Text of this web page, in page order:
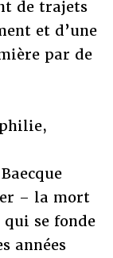
de trajets
et d’une
par de
– la mort
se fonde
années